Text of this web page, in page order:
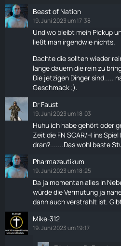
Beast of Nation
19. Juni 2023 um 17:38
Und wo bleibt mein Pickup
ließt man irgendwie nichts.
Dachte die sollten wieder
lange dauern die rein zu
Die jetzigen Dinger sind.....
Geschmack ;).
Dr Faust
19. Juni 2023 um 18:03
Huhu ich habe gehört oder
Zeit die FN SCAR/H ins
dran?.......Das wohl beste
Pharmazeutikum
19. Juni 2023 um 18:25
Da ja momentan alles in
würde die Vermutung ja
dann auch verstrahlt ist.
Mike-312
19. Juni 2023 um 19:17